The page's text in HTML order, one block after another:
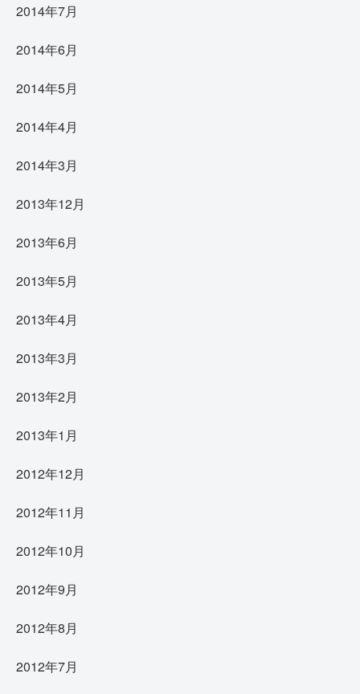
2014年7月
2014年6月
2014年5月
2014年4月
2014年3月
2013年12月
2013年6月
2013年5月
2013年4月
2013年3月
2013年2月
2013年1月
2012年12月
2012年11月
2012年10月
2012年9月
2012年8月
2012年7月